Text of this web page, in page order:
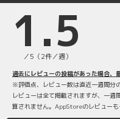
1.5
／5（2件／週）
過去にレビューの投稿があった場合、
※評価点、レビュー数は直近一週間分
レビューは全て掲載されますが、一
算されません。AppStoreのレビューも